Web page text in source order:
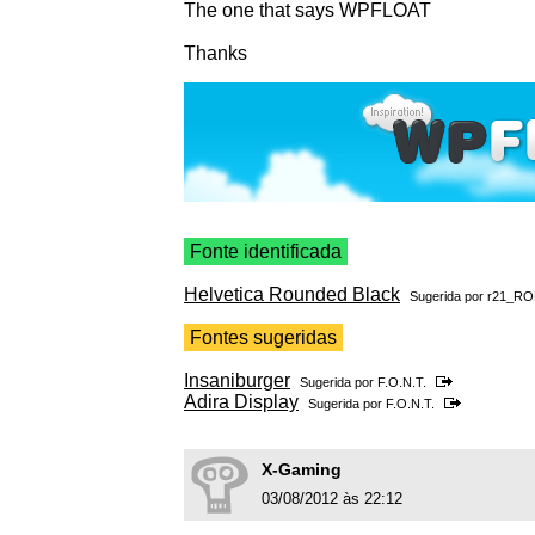
The one that says WPFLOAT
Thanks
Fonte identificada
Helvetica Rounded Black Sugerida por
Fontes sugeridas
Insaniburger Sugerida por F.O.N.T.
Adira Display Sugerida por F.O.N.T.
X-Gaming
03/08/2012 às 22:12